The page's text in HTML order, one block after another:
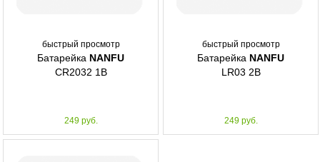
быстрый просмотр
Батарейка NANFU
CR2032 1B
249 руб.
быстрый просмотр
Батарейка NANFU
LR03 2B
249 руб.